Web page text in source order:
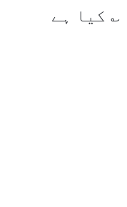
کیا ہے ؎